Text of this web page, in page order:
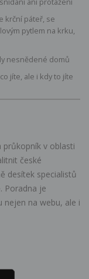
krční páteř, se
pytlem na krku,
nesnědené domů
jíte, ale i kdy to jíte
průkopník v oblasti
české
desítek specialistů
Poradna je
nejen na webu, ale i